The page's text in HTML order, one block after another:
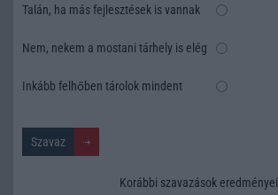
Talán, ha más fejlesztések is vannak
Nem, nekem a mostani tárhely is elég
Inkább felhőben tárolok mindent
Korábbi szavazások eredményei